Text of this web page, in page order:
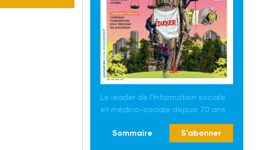
Le leader de l'information sociale
et médico-sociale depuis 70 ans
Sommaire S'abonner